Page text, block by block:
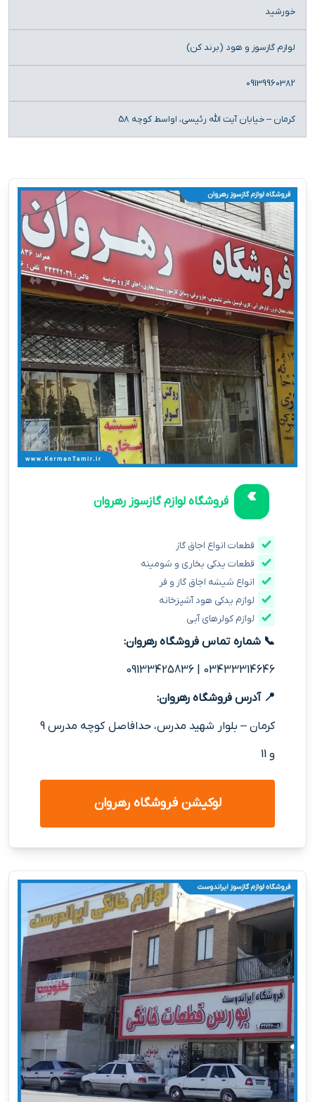
خورشید
لوازم گازسوز و هود (برند کن)
09139960382
کرمان – خیابان آیت الله رئیسی، اواسط کوچه 58
فروشگاه لوازم گازسوز رهروان
قطعات انواع اجاق گاز
قطعات یدکی بخاری و شومینه
انواع شیشه اجاق گاز و فر
لوازم یدکی هود آشپزخانه
لوازم کولرهای آبی
📞 شماره تماس فروشگاه رهروان:
03433314646
09133425836
📍 آدرس فروشگاه رهروان:
کرمان – بلوار شهید مدرس، حدافاصل کوچه مدرس 9
و 11
لوکیشن فروشگاه رهروان